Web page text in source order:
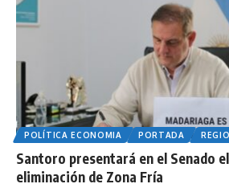
POLÍTICA ECONOMIA PORTADA
Santoro presentará en el Senado
eliminación de Zona Fría